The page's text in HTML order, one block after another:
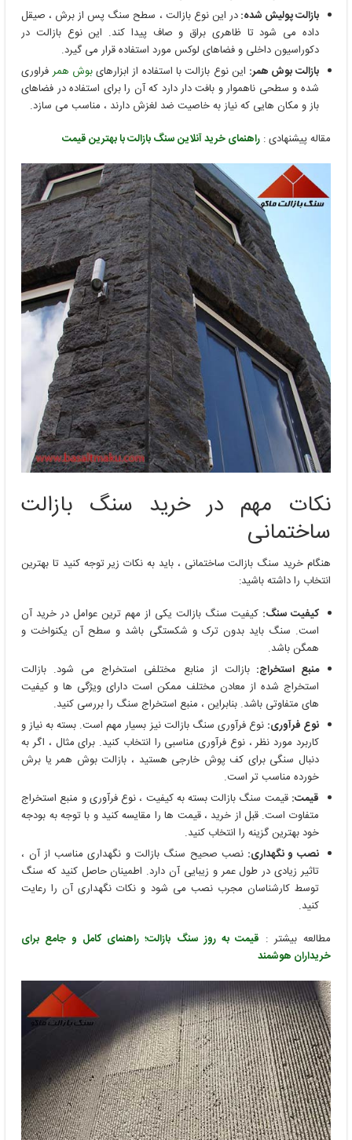
بازالت پولیش شده:در این نوع بازالت ، سطح سنگ پس از برش ، صیقل
داده می ‌شود تا ظاهری براق و صاف پیدا کند. این نوع بازالت در
دکوراسیون داخلی و فضاهای لوکس مورد استفاده قرار می ‌گیرد.
بازالت بوش همر: این نوع بازالت با استفاده از ابزارهایبوش همر فراوری
شده و سطحی ناهموار و بافت ‌دار دارد که آن را برای استفاده در فضاهای
باز و مکان‌ هایی که نیاز به خاصیت ضد لغزش دارند ، مناسب می ‌سازد.
مقاله پیشنهادی :راهنمای خرید آنلاین سنگ بازالت با بهترین قیمت
نکات مهم در خرید سنگ بازالت
ساختمانی
هنگام خرید سنگ بازالت ساختمانی ، باید به نکات زیر توجه کنید تا بهترین
انتخاب را داشته باشید:
کیفیت سنگ: کیفیت سنگ بازالت یکی از مهم ‌ترین عوامل در خرید آن
است. سنگ باید بدون ترک و شکستگی باشد و سطح آن یکنواخت و
همگن باشد.
منبع استخراج:بازالت از منابع مختلفی استخراج می ‌شود. بازالت
استخراج شده از معادن مختلف ممکن است دارای ویژگی‌ ها و کیفیت‌
های متفاوتی باشد. بنابراین ، منبع استخراج سنگ را بررسی کنید.
نوع فرآوری: نوع فرآوری سنگ بازالت نیز بسیار مهم است. بسته به نیاز و
کاربرد مورد نظر ، نوع فرآوری مناسبی را انتخاب کنید. برای مثال ، اگر به
دنبال سنگی برای کف ‌پوش خارجی هستید ، بازالت بوش همر یا برش
خورده مناسب ‌تر است.
قیمت: قیمت سنگ بازالت بسته به کیفیت ، نوع فرآوری و منبع استخراج
متفاوت است. قبل از خرید ، قیمت ‌ها را مقایسه کنید و با توجه به بودجه
خود بهترین گزینه را انتخاب کنید.
نصب و نگهداری: نصب صحیح سنگ بازالت و نگهداری مناسب از آن ،
تاثیر زیادی در طول عمر و زیبایی آن دارد. اطمینان حاصل کنید که سنگ
توسط کارشناسان مجرب نصب می‌ شود و نکات نگهداری آن را رعایت
کنید.
مطالعه بیشتر : قیمت به روز سنگ بازالت؛ راهنمای کامل و جامع برای
خریداران هوشمند